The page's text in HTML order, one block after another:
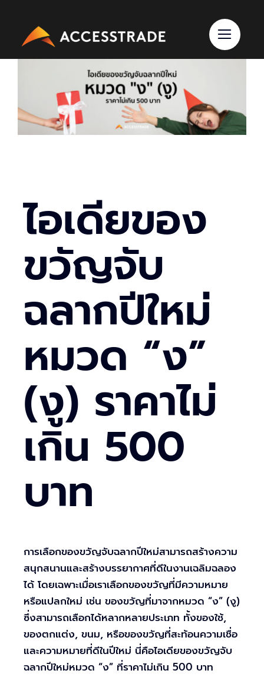
content
ไอเดียของ
ขวัญจับ
ฉลากปีใหม่
หมวด “ง”
(งู) ราคาไม่
เกิน 500
บาท
การเลือกของขวัญจับฉลากปีใหม่สามารถสร้างความ
สนุกสนานและสร้างบรรยากาศที่ดีในงานเฉลิมฉลอง
ได้ โดยเฉพาะเมื่อเราเลือกของขวัญที่มีความหมาย
หรือแปลกใหม่ เช่น ของขวัญที่มาจากหมวด “ง” (งู)
ซึ่งสามารถเลือกได้หลากหลายประเภท ทั้งของใช้,
ของตกแต่ง, ขนม, หรือของขวัญที่สะท้อนความเชื่อ
และความหมายที่ดีในปีใหม่ นี่คือไอเดียของขวัญจับ
ฉลากปีใหม่หมวด “ง” ที่ราคาไม่เกิน 500 บาท